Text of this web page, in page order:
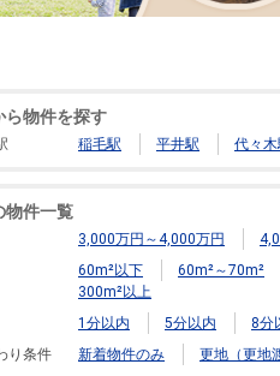
ら物件を探す
稲毛駅 平井駅 代々木
物件一覧
3,000万円～4,000万円
60m²以下 60m²～70m²
300m²以上
1分以内 5分以内 8分
り条件
新着物件のみ 更地（更地